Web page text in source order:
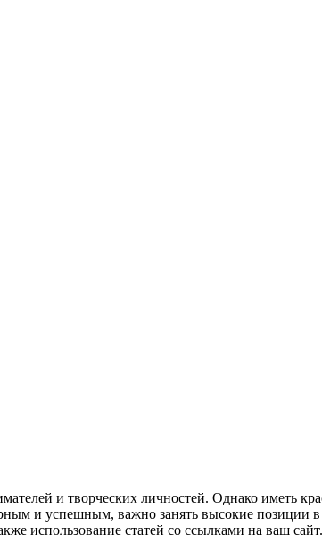
и творческих личностей. Однако иметь
и успешным, важно занять высокие позиции
использование статей со ссылками на ваш сайт.